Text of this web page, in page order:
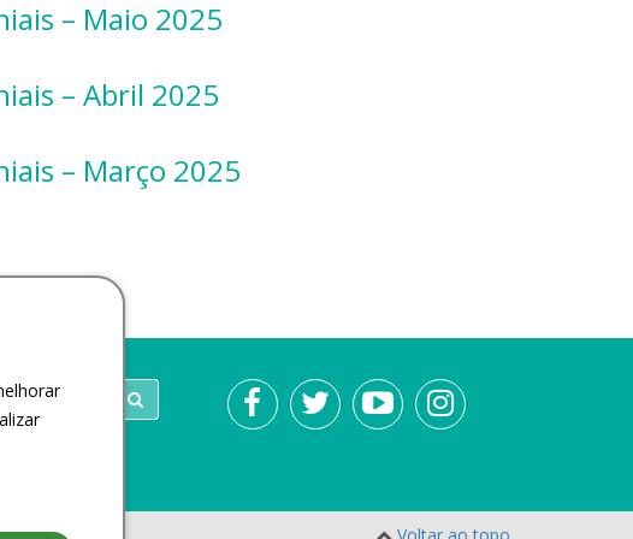
– Maio 2025
– Abril 2025
– Março 2025